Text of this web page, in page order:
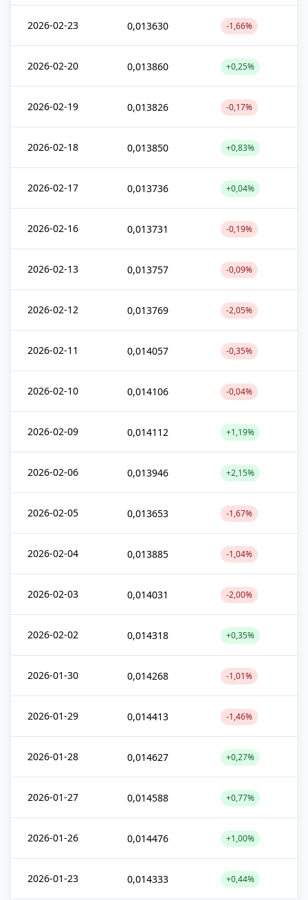
2026-02-23 0,013630 -1,66%
2026-02-20 0,013860 +0,25%
2026-02-19 0,013826 -0,17%
2026-02-18 0,013850 +0,83%
2026-02-17 0,013736 +0,04%
2026-02-16 0,013731 -0,19%
2026-02-13 0,013757 -0,09%
2026-02-12 0,013769 -2,05%
2026-02-11 0,014057 -0,35%
2026-02-10 0,014106 -0,04%
2026-02-09 0,014112 +1,19%
2026-02-06 0,013946 +2,15%
2026-02-05 0,013653 -1,67%
2026-02-04 0,013885 -1,04%
2026-02-03 0,014031 -2,00%
2026-02-02 0,014318 +0,35%
2026-01-30 0,014268 -1,01%
2026-01-29 0,014413 -1,46%
2026-01-28 0,014627 +0,27%
2026-01-27 0,014588 +0,77%
2026-01-26 0,014476 +1,00%
2026-01-23 0,014333 +0,44%